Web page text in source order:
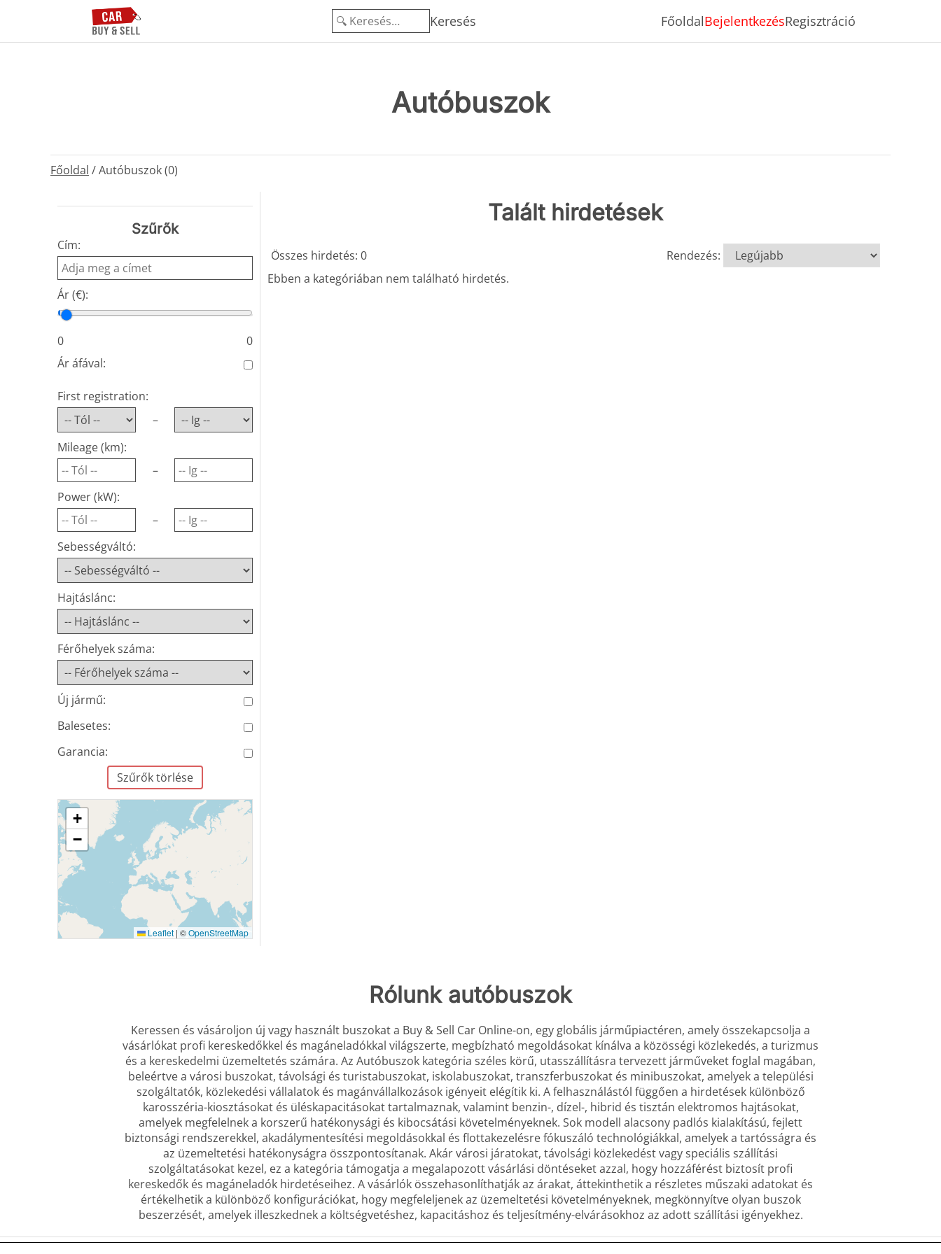
Keresés FőoldalBejelentkezésRegisztráció
Autóbuszok
Főoldal /Autóbuszok (0)
Szűrők
Cím:
Ár (€):
Min. ár
Max. ár
0
0
Ár áfával:
First registration:
–
Mileage (km):
–
Power (kW):
–
Sebességváltó:
Hajtáslánc:
Férőhelyek száma:
Új jármű:
Balesetes:
Garancia:
Szűrők törlése
+
−
Leaflet | ©OpenStreetMap
Talált hirdetések
Összes hirdetés: 0
Rendezés:
Ebben a kategóriában nem található hirdetés.
Rólunk autóbuszok
Keressen és vásároljon új vagy használt buszokat a Buy & Sell Car Online-on, egy globális járműpiactéren, amely összekapcsolja a
vásárlókat profi kereskedőkkel és magáneladókkal világszerte, megbízható megoldásokat kínálva a közösségi közlekedés, a turizmus
és a kereskedelmi üzemeltetés számára. Az Autóbuszok kategória széles körű, utasszállításra tervezett járműveket foglal magában,
beleértve a városi buszokat, távolsági és turistabuszokat, iskolabuszokat, transzferbuszokat és minibuszokat, amelyek a települési
szolgáltatók, közlekedési vállalatok és magánvállalkozások igényeit elégítik ki. A felhasználástól függően a hirdetések különböző
karosszéria-kiosztásokat és üléskapacitásokat tartalmaznak, valamint benzin-, dízel-, hibrid és tisztán elektromos hajtásokat,
amelyek megfelelnek a korszerű hatékonysági és kibocsátási követelményeknek. Sok modell alacsony padlós kialakítású, fejlett
biztonsági rendszerekkel, akadálymentesítési megoldásokkal és flottakezelésre fókuszáló technológiákkal, amelyek a tartósságra és
az üzemeltetési hatékonyságra összpontosítanak. Akár városi járatokat, távolsági közlekedést vagy speciális szállítási
szolgáltatásokat kezel, ez a kategória támogatja a megalapozott vásárlási döntéseket azzal, hogy hozzáférést biztosít profi
kereskedők és magáneladók hirdetéseihez. A vásárlók összehasonlíthatják az árakat, áttekinthetik a részletes műszaki adatokat és
értékelhetik a különböző konfigurációkat, hogy megfeleljenek az üzemeltetési követelményeknek, megkönnyítve olyan buszok
beszerzését, amelyek illeszkednek a költségvetéshez, kapacitáshoz és teljesítmény-elvárásokhoz az adott szállítási igényekhez.